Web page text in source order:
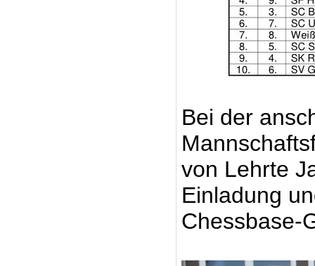
Bei der
von Lehrte
Einladung
Chessbase-